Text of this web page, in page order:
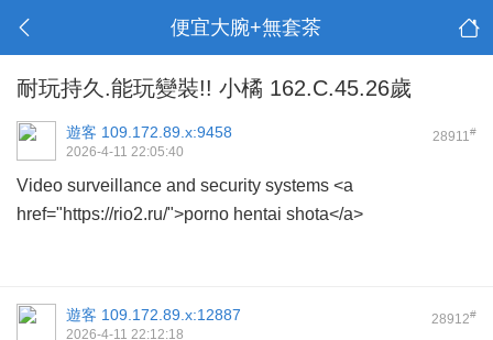
便宜大腕+無套茶
耐玩持久.能玩變裝!! 小橘 162.C.45.26歲
28911#
遊客 109.172.89.x:9458
2026-4-11 22:05:40
Video surveillance and security systems <a
href="https://rio2.ru/">porno hentai shota</a>
28912#
遊客 109.172.89.x:12887
2026-4-11 22:12:18